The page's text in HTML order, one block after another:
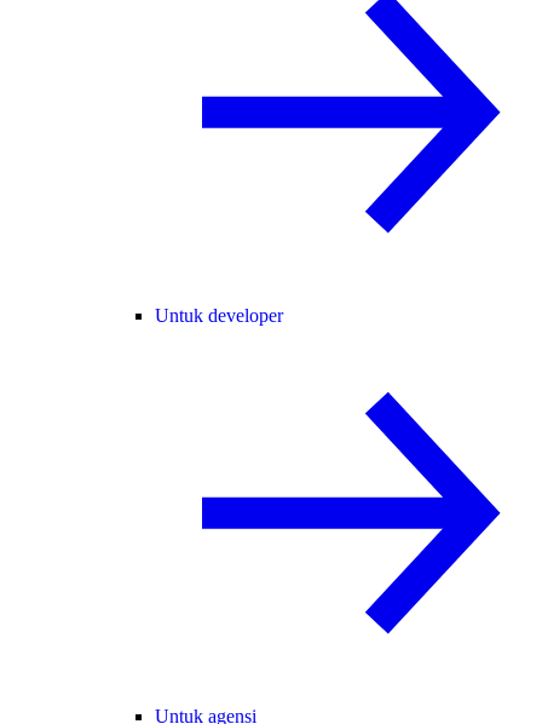
Untuk developer
Untuk agensi